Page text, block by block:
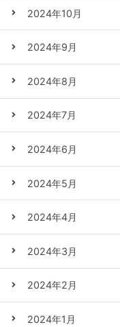
2024年10月
2024年9月
2024年8月
2024年7月
2024年6月
2024年5月
2024年4月
2024年3月
2024年2月
2024年1月